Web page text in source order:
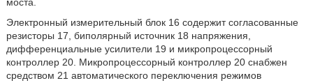
моста.
Электронный измерительный блок 16 содержит согласованные
резисторы 17, биполярный источник 18 напряжения,
дифференциальные усилители 19 и микропроцессорный
контроллер 20. Микропроцессорный контроллер 20 снабжен
средством 21 автоматического переключения режимов